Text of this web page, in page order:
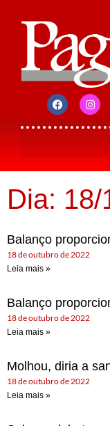
Dia: 18/
Balanço
18 de outubro de 2022
Leia mais »
Balanço
18 de outubro de 2022
Leia mais »
Molhou, diria a
18 de outubro de 2022
Leia mais »